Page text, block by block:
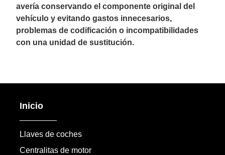
avería conservando el componente original del
vehículo y evitando gastos innecesarios,
problemas de codificación o incompatibilidades
con una unidad de sustitución.
Inicio
Llaves de coches
Centralitas de motor